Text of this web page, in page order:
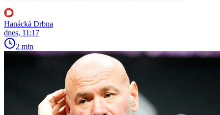
Hanácká Drbna
dnes, 11:17
2 min